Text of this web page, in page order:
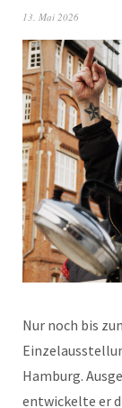
13. Mai 2026
Nur noch bis
Hamburg.
entwickelte er